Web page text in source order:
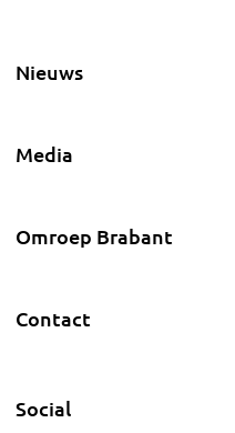
Nieuws
Media
Omroep Brabant
Contact
Social